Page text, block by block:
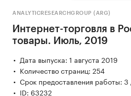
ANALYTICRESEARCHGROUP (ARG)
Интернет-торговля в
товары. Июль, 2019
Дата выпуска: 1 августа 2019
Количество страниц: 254
Срок предоставления работы: 3
ID: 63232